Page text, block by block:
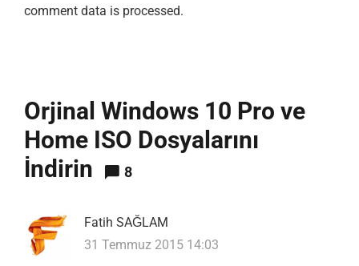
comment data is processed.
Orjinal Windows 10 Pro ve
Home ISO Dosyalarını
İndirin
8
Fatih SAĞLAM
31 Temmuz 2015 14:03